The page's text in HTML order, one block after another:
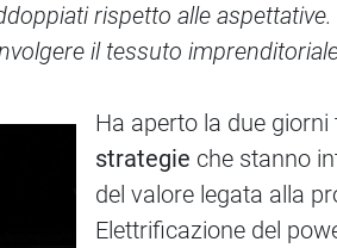
rispetto alle
il tessuto
Ha aperto la due giorni
strategie che stanno
del valore legata alla
Elettrificazione del